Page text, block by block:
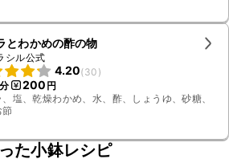
とわかめの酢の物
シル公式
4.20(30 )
分 200 円
、塩、乾燥わかめ、水、酢、しょうゆ、砂糖、
節
た小鉢レシピ